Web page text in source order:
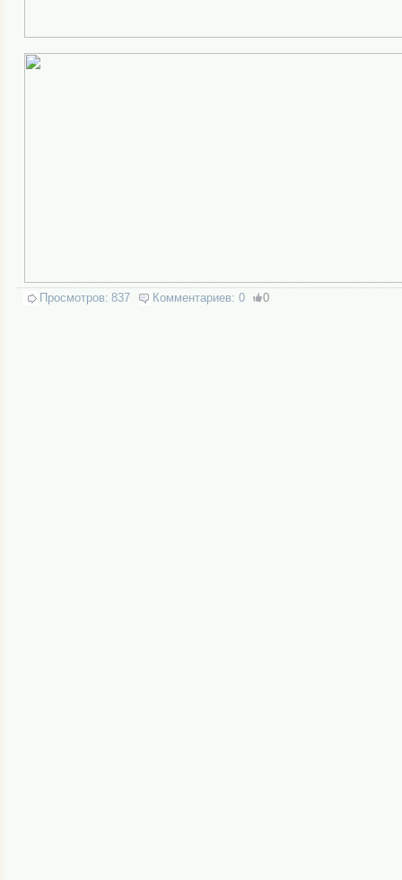
Просмотров: 837 Комментариев: 0 0